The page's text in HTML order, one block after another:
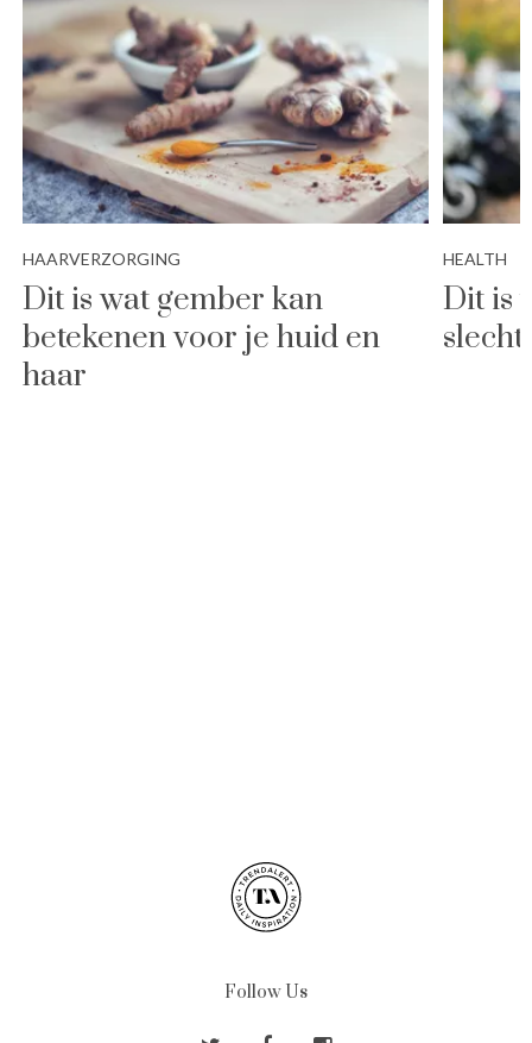
HAARVERZORGING
Dit is wat gember kan
betekenen voor je huid en
haar
HEALTH
Dit is
Follow Us